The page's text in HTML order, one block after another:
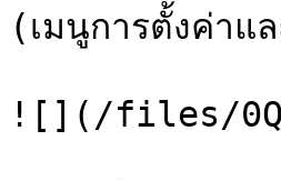
(เมนูการตั้งค่า
![](/files/